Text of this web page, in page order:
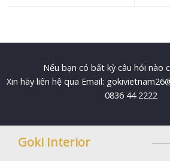
Nếu bạn có bất kỳ câu hỏi nào
Xin hãy liên hệ qua Email:
0836 44 2222
Goki Interior